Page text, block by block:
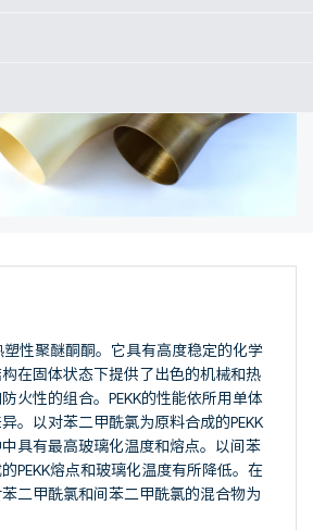
塑性聚醚酮酮。它具有高度稳定的化学
在固体状态下提供了出色的机械和热
火性的组合。PEKK的性能依所用单体
。以对苯二甲酰氯为原料合成的PEKK
具有最高玻璃化温度和熔点。以间苯
PEKK熔点和玻璃化温度有所降低。在
二甲酰氯和间苯二甲酰氯的混合物为